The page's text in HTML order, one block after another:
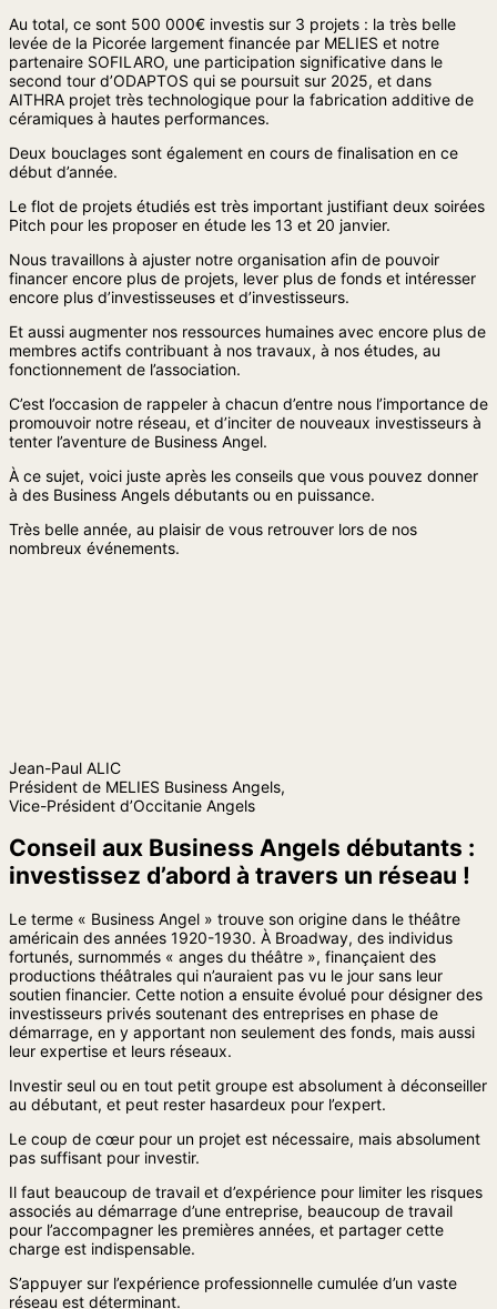
Au total, ce sont 500 000€ investis sur 3 projets : la très belle
levée de la Picorée largement financée par MELIES et notre
partenaire SOFILARO, une participation significative dans le
second tour d’ODAPTOS qui se poursuit sur 2025, et dans
AITHRA projet très technologique pour la fabrication additive de
céramiques à hautes performances.
Deux bouclages sont également en cours de finalisation en ce
début d’année.
Le flot de projets étudiés est très important justifiant deux soirées
Pitch pour les proposer en étude les 13 et 20 janvier.
Nous travaillons à ajuster notre organisation afin de pouvoir
financer encore plus de projets, lever plus de fonds et intéresser
encore plus d’investisseuses et d’investisseurs.
Et aussi augmenter nos ressources humaines avec encore plus de
membres actifs contribuant à nos travaux, à nos études, au
fonctionnement de l’association.
C’est l’occasion de rappeler à chacun d’entre nous l’importance de
promouvoir notre réseau, et d’inciter de nouveaux investisseurs à
tenter l’aventure de Business Angel.
À ce sujet, voici juste après les conseils que vous pouvez donner
à des Business Angels débutants ou en puissance.
Très belle année, au plaisir de vous retrouver lors de nos
nombreux événements.
Jean-Paul ALIC
Président de MELIES Business Angels,
Vice-Président d’Occitanie Angels
Conseil aux Business Angels débutants :
investissez d’abord à travers un réseau !
Le terme « Business Angel » trouve son origine dans le théâtre
américain des années 1920-1930. À Broadway, des individus
fortunés, surnommés « anges du théâtre », finançaient des
productions théâtrales qui n’auraient pas vu le jour sans leur
soutien financier. Cette notion a ensuite évolué pour désigner des
investisseurs privés soutenant des entreprises en phase de
démarrage, en y apportant non seulement des fonds, mais aussi
leur expertise et leurs réseaux.
Investir seul ou en tout petit groupe est absolument à déconseiller
au débutant, et peut rester hasardeux pour l’expert.
Le coup de cœur pour un projet est nécessaire, mais absolument
pas suffisant pour investir.
Il faut beaucoup de travail et d’expérience pour limiter les risques
associés au démarrage d’une entreprise, beaucoup de travail
pour l’accompagner les premières années, et partager cette
charge est indispensable.
S’appuyer sur l’expérience professionnelle cumulée d’un vaste
réseau est déterminant.